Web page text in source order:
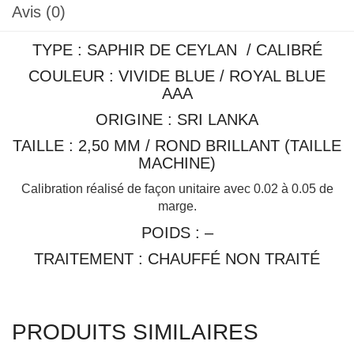
Avis (0)
TYPE : SAPHIR DE CEYLAN / CALIBRÉ
COULEUR : VIVIDE BLUE / ROYAL BLUE
AAA
ORIGINE : SRI LANKA
TAILLE : 2,50 MM / ROND BRILLANT (TAILLE
MACHINE)
Calibration réalisé de façon unitaire avec 0.02 à 0.05 de
marge.
POIDS : –
TRAITEMENT : CHAUFFÉ NON TRAITÉ
PRODUITS SIMILAIRES